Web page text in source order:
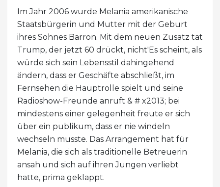
Im Jahr 2006 wurde Melania amerikanische
Staatsbürgerin und Mutter mit der Geburt
ihres Sohnes Barron. Mit dem neuen Zusatz tat
Trump, der jetzt 60 drückt, nicht'Es scheint, als
würde sich sein Lebensstil dahingehend
ändern, dass er Geschäfte abschließt, im
Fernsehen die Hauptrolle spielt und seine
Radioshow-Freunde anruft & # x2013; bei
mindestens einer gelegenheit freute er sich
über ein publikum, dass er nie windeln
wechseln musste. Das Arrangement hat für
Melania, die sich als traditionelle Betreuerin
ansah und sich auf ihren Jungen verliebt
hatte, prima geklappt.